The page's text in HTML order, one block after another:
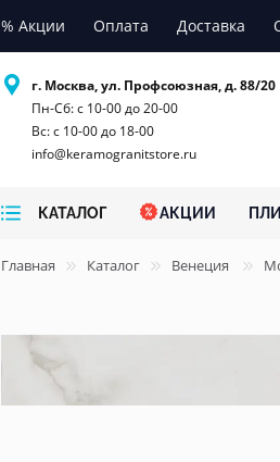
% Акции Оплата Доставка
г. Москва, ул. Профсоюзная, д. 88/20
Пн-Сб: с 10-00 до 20-00
Вс: с 10-00 до 18-00
info@keramogranitstore.ru
КАТАЛОГ АКЦИИ
Главная Каталог Венеция